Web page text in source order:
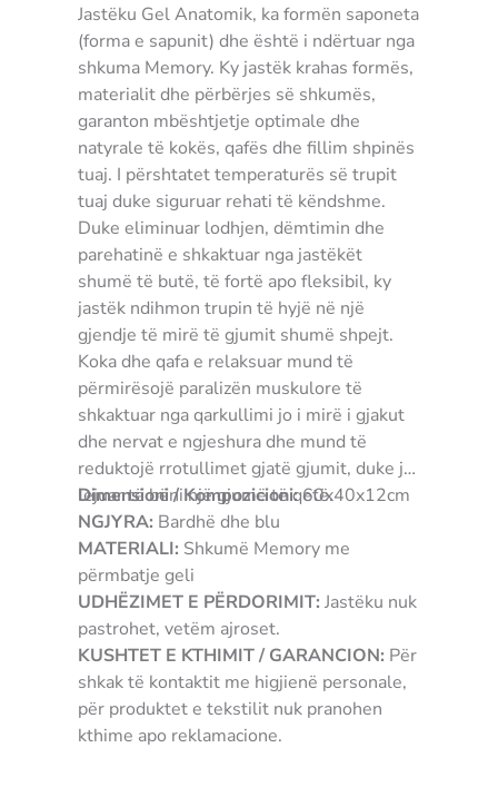
Jastëku Gel Anatomik, ka formën saponeta
(forma e sapunit) dhe është i ndërtuar nga
shkuma Memory. Ky jastëk krahas formës,
materialit dhe përbërjes së shkumës,
garanton mbështjetje optimale dhe
natyrale të kokës, qafës dhe fillim shpinës
tuaj. I përshtatet temperaturës së trupit
tuaj duke siguruar rehati të këndshme.
Duke eliminuar lodhjen, dëmtimin dhe
parehatinë e shkaktuar nga jastëkët
shumë të butë, të fortë apo fleksibil, ky
jastëk ndihmon trupin të hyjë në një
gjendje të mirë të gjumit shumë shpejt.
Koka dhe qafa e relaksuar mund të
përmirësojë paralizën muskulore të
shkaktuar nga qarkullimi jo i mirë i gjakut
dhe nervat e ngjeshura dhe mund të
reduktojë rrotullimet gjatë gjumit, duke ju
lejuar të bëni një gjumë të qetë.
Dimensioni / Kompozicioni:60x40x12cm
NGJYRA: Bardhë dhe blu
MATERIALI: Shkumë Memory me
përmbatje geli
UDHËZIMET E PËRDORIMIT: Jastëku nuk
pastrohet, vetëm ajroset.
KUSHTET E KTHIMIT / GARANCION: Për
shkak të kontaktit me higjienë personale,
për produktet e tekstilit nuk pranohen
kthime apo reklamacione.